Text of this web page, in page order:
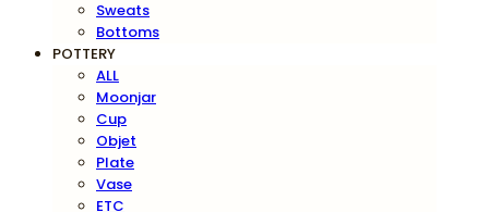
Sweats
Bottoms
POTTERY
ALL
Moonjar
Cup
Objet
Plate
Vase
ETC